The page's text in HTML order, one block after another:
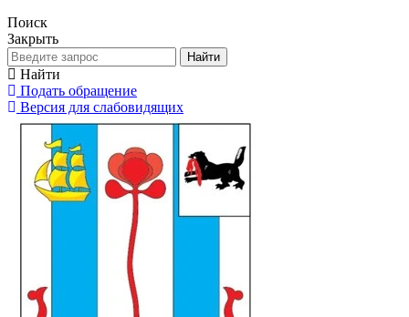
Поиск
Закрыть
Найти
Найти
Подать обращение
Версия для слабовидящих